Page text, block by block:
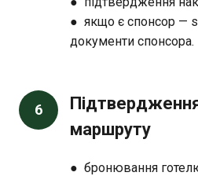
● якщо є спонсор —
документи спонсора.
6
маршруту
● бронювання